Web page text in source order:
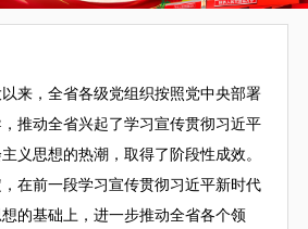
，全省各级党组织按照党中央部署
推动全省兴起了学习宣传贯彻习近平
义思想的热潮，取得了阶段性成效。
在前一段学习宣传贯彻习近平新时代
的基础上，进一步推动全省各个领